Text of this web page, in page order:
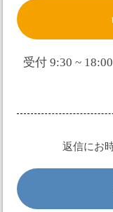
受付 9:30 ~
返信にお